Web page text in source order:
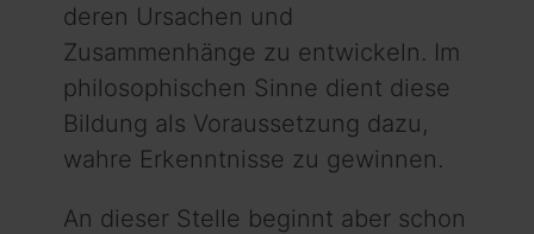
deren Ursachen und
Zusammenhänge zu entwickeln. Im
philosophischen Sinne dient diese
Bildung als Voraussetzung dazu,
wahre Erkenntnisse zu gewinnen.
An dieser Stelle beginnt aber schon